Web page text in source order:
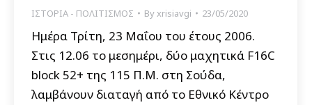
ΙΣΤΟΡΙΑ - ΠΟΛΙΤΙΣΜΟΣ Byxrisiavgi 23/05/2020
Ημέρα Τρίτη, 23 Μαΐου του έτους 2006.
Στις 12.06 το μεσημέρι, δύο μαχητικά F16C
block 52+ της 115 Π.Μ. στη Σούδα,
λαμβάνουν διαταγή από το Εθνικό Κέντρο